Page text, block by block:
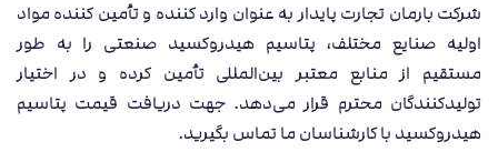
شرکت بارمان تجارت پایدار به عنوان وارد کننده و تأمین کننده مواد
اولیه صنایع مختلف، پتاسیم هیدروکسید صنعتی را به طور
مستقیم از منابع معتبر بین‌المللی تأمین کرده و در اختیار
تولیدکنندگان محترم قرار می‌دهد. جهت دریافت قیمت پتاسیم
هیدروکسید با کارشناسان ما تماس بگیرید.